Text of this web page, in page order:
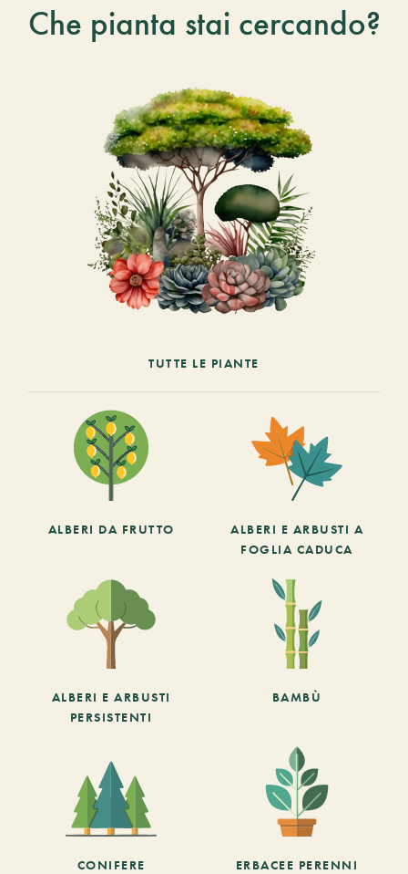
Che pianta stai cercando?
TUTTE LE PIANTE
ALBERI DA FRUTTO
ALBERI E ARBUSTI A
FOGLIA CADUCA
ALBERI E ARBUSTI
PERSISTENTI
BAMBÙ
CONIFERE ERBACEE PERENNI